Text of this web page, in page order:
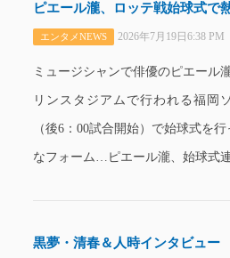
ピエール瀧、ロッテ戦始球式で
エンタメNEWS 2026年7月19日6:38 PM
ミュージシャンで俳優のピエール
リンスタジアムで行われる福岡
（後6：00試合開始）で始球式を
なフォーム…ピエール瀧、始球式
黒夢・清春＆人時インタビュー